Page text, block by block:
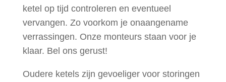
ketel op tijd controleren en eventueel
vervangen. Zo voorkom je onaangename
verrassingen. Onze monteurs staan voor je
klaar. Bel ons gerust!
Oudere ketels zijn gevoeliger voor storingen